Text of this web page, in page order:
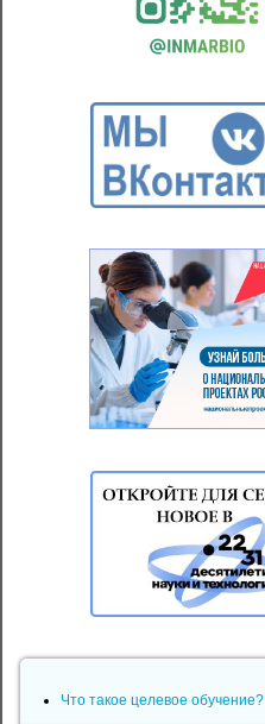
Что такое целевое обучение?